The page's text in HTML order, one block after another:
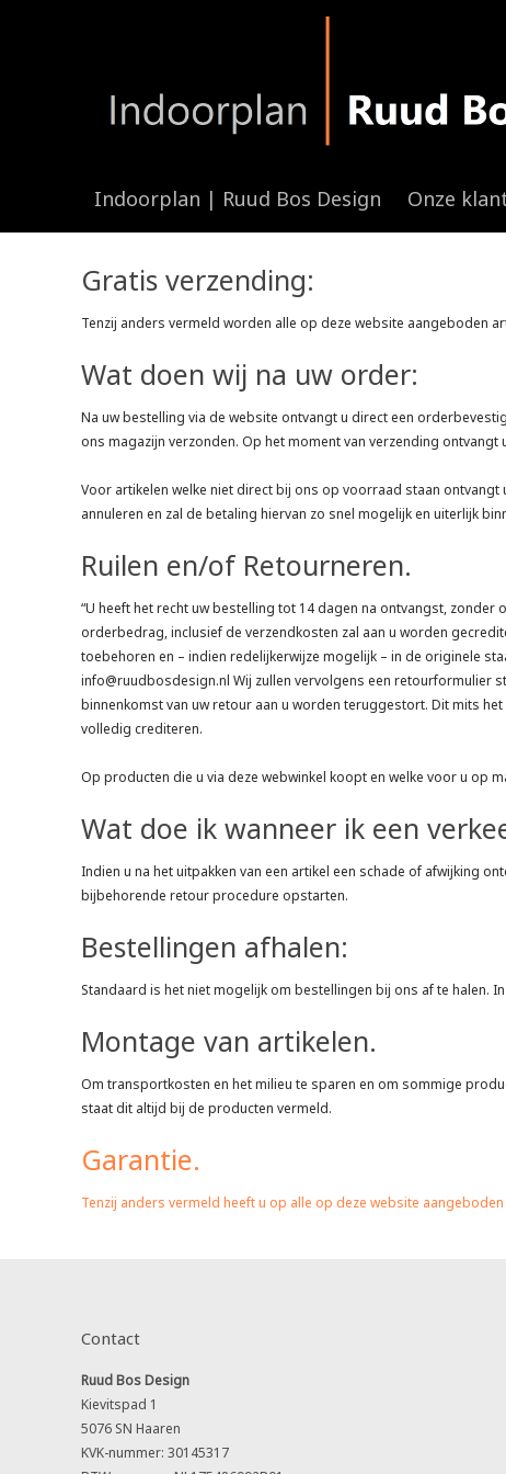
Indoorplan | Ruud Bos Design Onze
Gratis verzending:
Tenzij anders vermeld worden alle op deze website aangeboden
Wat doen wij na uw order:
Na uw bestelling via de website ontvangt u direct een
ons magazijn verzonden. Op het moment van verzending
Voor artikelen welke niet direct bij ons op voorraad staan
annuleren en zal de betaling hiervan zo snel mogelijk en uiterlijk
Ruilen en/of Retourneren.
“U heeft het recht uw bestelling tot 14 dagen na ontvangst,
orderbedrag, inclusief de verzendkosten zal aan u worden
toebehoren en – indien redelijkerwijze mogelijk – in de originele
info@ruudbosdesign.nl Wij zullen vervolgens een retourformulier
binnenkomst van uw retour aan u worden teruggestort. Dit mits
volledig crediteren.
Op producten die u via deze webwinkel koopt en welke voor u op
Wat doe ik wanneer ik een
Indien u na het uitpakken van een artikel een schade of afwijking
bijbehorende retour procedure opstarten.
Bestellingen afhalen:
Standaard is het niet mogelijk om bestellingen bij ons af te halen.
Montage van artikelen.
Om transportkosten en het milieu te sparen en om sommige
staat dit altijd bij de producten vermeld.
Garantie.
Tenzij anders vermeld heeft u op alle op deze website
Contact
Ruud Bos Design
Kievitspad 1
5076 SN Haaren
KVK-nummer: 30145317